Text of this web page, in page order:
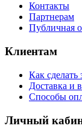
Контакты
Партнерам
Публичная
Клиентам
Как сделать
Доставка и
Способы
Личный